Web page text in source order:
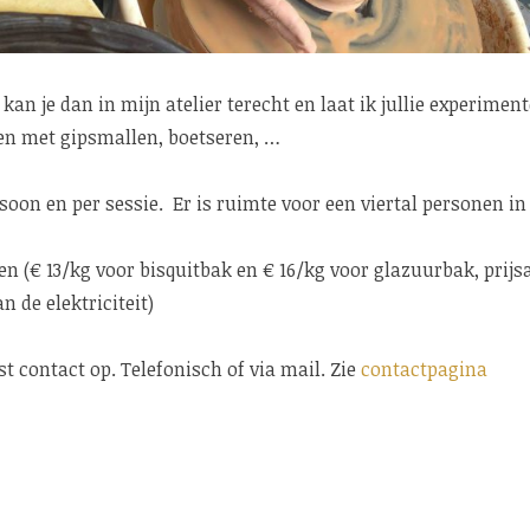
kan je dan in mijn atelier terecht en laat ik jullie
met gipsmallen, boetseren, …
en per sessie. Er is ruimte voor een viertal personen
(€ 13/kg voor bisquitbak en € 16/kg voor glazuurbak,
de elektriciteit)
contact op. Telefonisch of via mail. Zie contactpagina